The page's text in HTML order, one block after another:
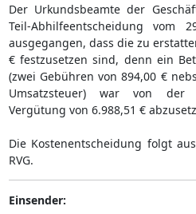
Der Urkundsbeamte der
Teil-Abhilfeentscheidung vom
ausgegangen, dass die zu
€ festzusetzen sind, denn ein
(zwei Gebühren von 894,00 €
Umsatzsteuer) war von der
Vergütung von 6.988,51 €
Die Kostenentscheidung folgt aus
RVG.
Einsender: